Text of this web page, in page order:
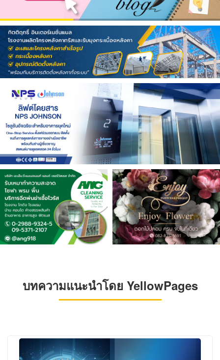
บทความแนะนำโดย YellowPages